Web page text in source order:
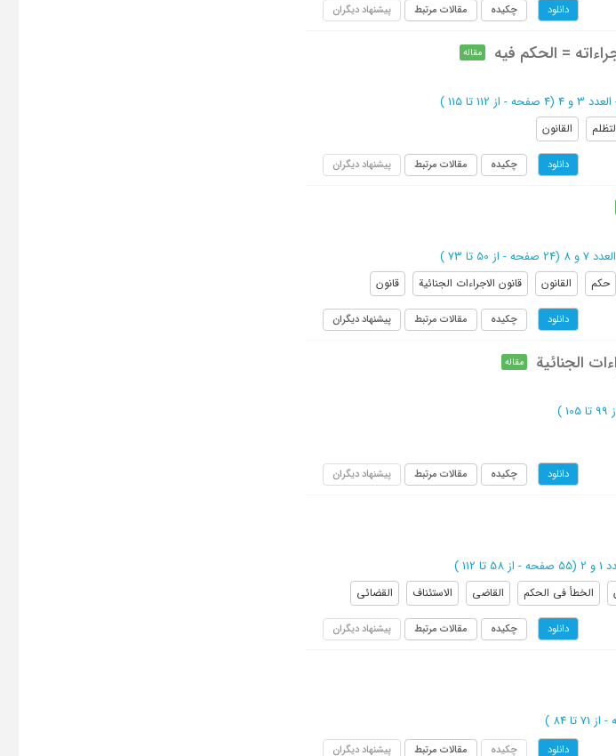
دانلود چکیده مقالات مرتبط پیشنهاد دیگران
= الحکم فیه مقاله
(‎4 صفحه - از 112 تا 115 )
القانون
دانلود چکیده مقالات مرتبط پیشنهاد دیگران
(‎24 صفحه - از 50 تا 73 )
حکم القانون قانون الاجراءات الجنائیة قانون
دانلود چکیده مقالات مرتبط پیشنهاد دیگران
الجنائیة مقاله
105
)
دانلود چکیده مقالات مرتبط پیشنهاد دیگران
(‎55 صفحه - از 58 تا 112 )
الخطأ فی الحکم القاضی الاستئناف القضائی
دانلود چکیده مقالات مرتبط پیشنهاد دیگران
از 71 تا 84 )
دانلود چکیده مقالات مرتبط پیشنهاد دیگران